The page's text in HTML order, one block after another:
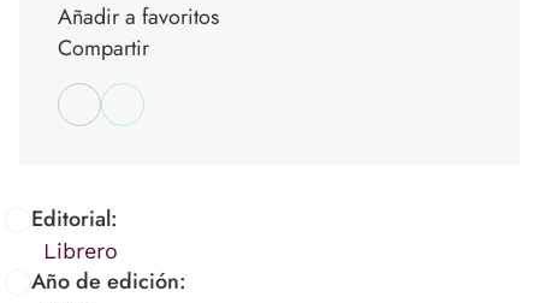
Editorial:
Librero
Año de edición:
Añadir a favoritos
Compartir